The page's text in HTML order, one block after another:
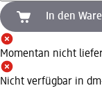
In den
Momentan nicht
Nicht verfügbar in